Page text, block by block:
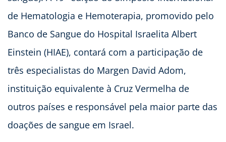
de Hematologia e Hemoterapia, promovido pelo
Banco de Sangue do Hospital Israelita Albert
Einstein (HIAE), contará com a participação de
três especialistas do Margen David Adom,
instituição equivalente à Cruz Vermelha de
outros países e responsável pela maior parte das
doações de sangue em Israel.